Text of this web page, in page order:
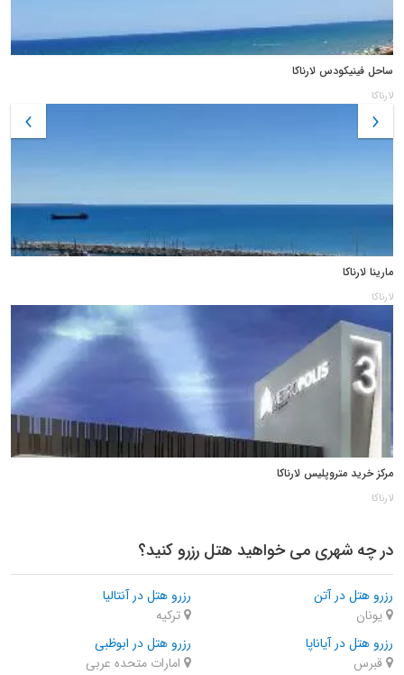
ساحل فینیکودس لارناکا
لارناکا
مارینا لارناکا
لارناکا
مرکز خرید متروپلیس لارناکا
لارناکا
در چه شهری می خواهید هتل رزرو کنید؟
رزرو هتل در آتن
یونان
رزرو هتل در آنتالیا
ترکیه
رزرو هتل در آیاناپا
قبرس
رزرو هتل در ابوظبی
امارات متحده عربی